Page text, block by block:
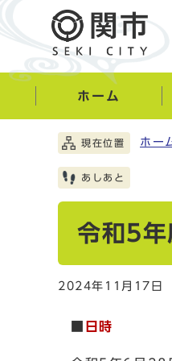
ホーム
現在位置 ホー
あしあと
令和5
2024年11月17日
日時